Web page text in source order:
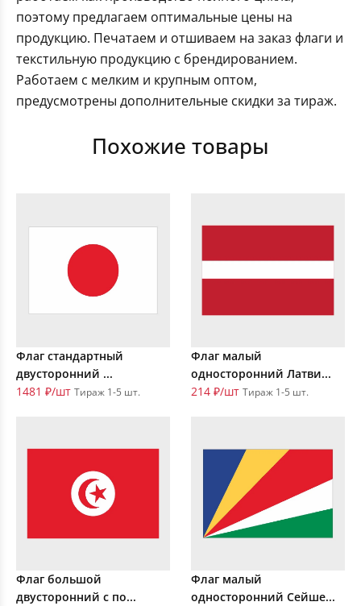
поэтому предлагаем оптимальные цены на
продукцию. Печатаем и отшиваем на заказ флаги и
текстильную продукцию с брендированием.
Работаем с мелким и крупным оптом,
предусмотрены дополнительные скидки за тираж.
Похожие товары
Флаг стандартный
двусторонний ...
1481 ₽/шт Тираж 1-5 шт.
Флаг малый
односторонний Латви...
214 ₽/шт Тираж 1-5 шт.
Флаг большой
двусторонний с по...
Флаг малый
односторонний Сейше...